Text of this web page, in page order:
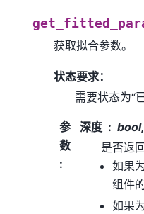
获取拟合参数。
状态要求：
需要状态为“
参
数
:
深度
是否返
如果
组件
如果